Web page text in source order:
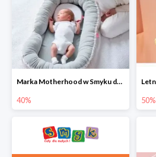
Marka Motherhood w Smyku do -40%
40% 50%